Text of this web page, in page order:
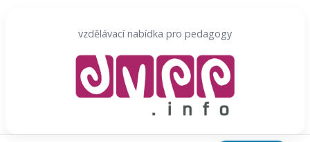
vzdělávací nabídka pro pedagogy